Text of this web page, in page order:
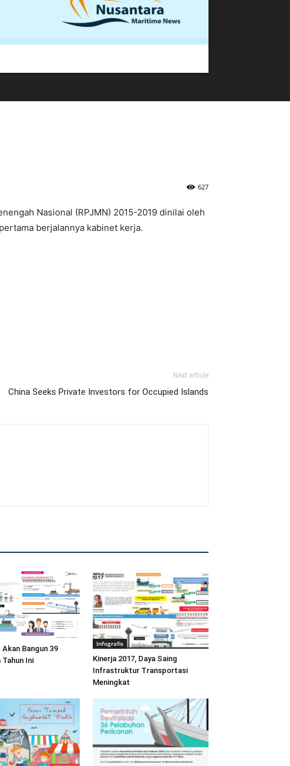
627
Nasional (RPJMN) 2015-2019 dinilai oleh
berjalannya kabinet kerja.
Next article
China Seeks Private Investors for Occupied Islands
Akan Bangun 39
Tahun Ini
Infografis
Kinerja 2017, Daya Saing
Infrastruktur Transportasi
Meningkat